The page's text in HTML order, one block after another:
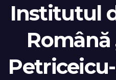
Institutul
Română